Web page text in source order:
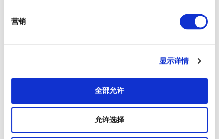
营销
显示详情
全部允许
允许选择
查看游船码头的周边信息